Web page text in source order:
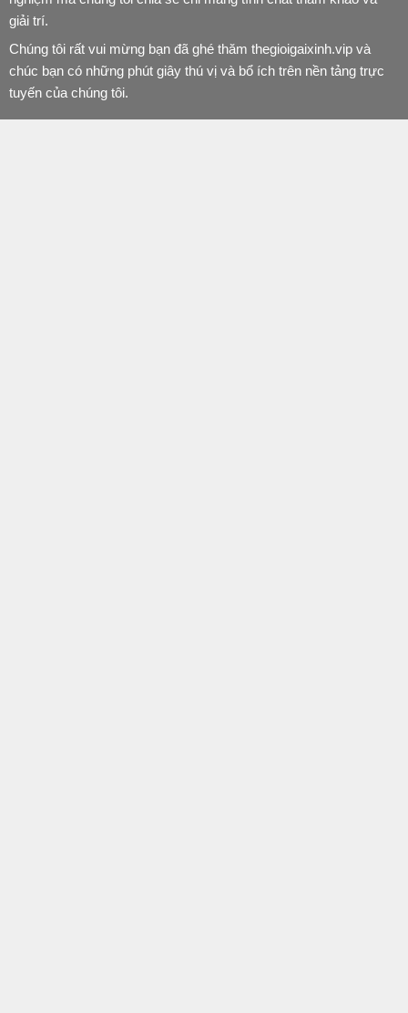
giải trí.
Chúng tôi rất vui mừng bạn đã ghé thăm thegioigaixinh.vip và
chúc bạn có những phút giây thú vị và bổ ích trên nền tảng trực
tuyến của chúng tôi.